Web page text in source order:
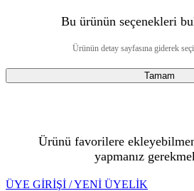
Bu ürünün seçenekleri
Ürünün detay sayfasına giderek
Tamam
Ürünü favorilere
yapmanız
ÜYE GİRİŞİ / YENİ ÜYELİK